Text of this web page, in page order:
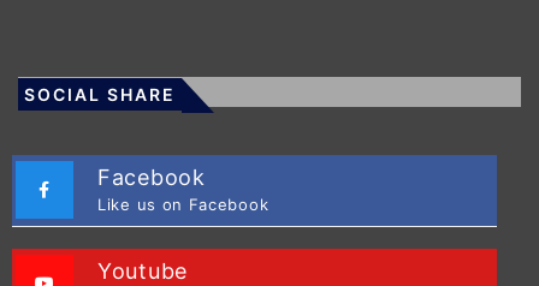
SOCIAL SHARE
Facebook
Like us on Facebook
Youtube